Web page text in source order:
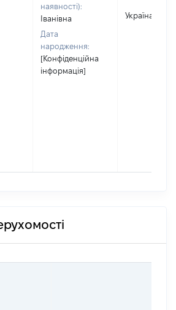
наявності):
Іванівна
Дата
народження:
[Конфіденційна
інформація]
Україна